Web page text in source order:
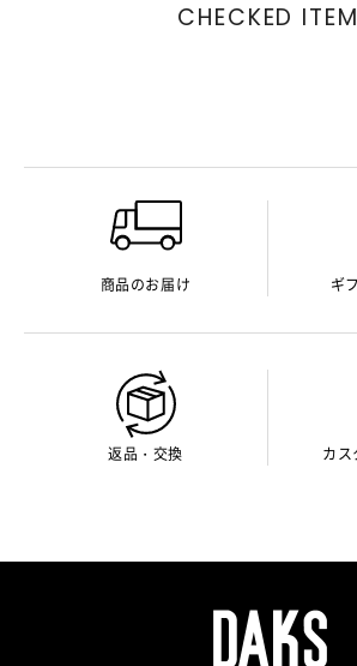
CHECKED ITEM
商品のお届け ギ
返品・交換 カス